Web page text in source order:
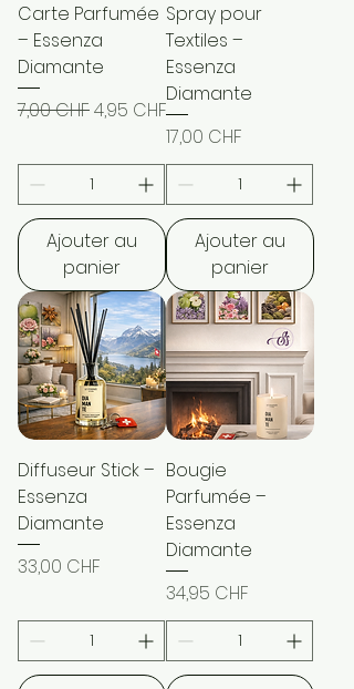
Carte Parfumée
– Essenza
Diamante
Prix original
7,00 CHFPrix promotionnel
4,95 CHF
Ajouter au
panier
Spray pour
Textiles –
Essenza
Diamante
Prix
17,00 CHF
Ajouter au
panier
Diffuseur Stick –
Essenza
Diamante
Prix
33,00 CHF
Bougie
Parfumée –
Essenza
Diamante
Prix
34,95 CHF